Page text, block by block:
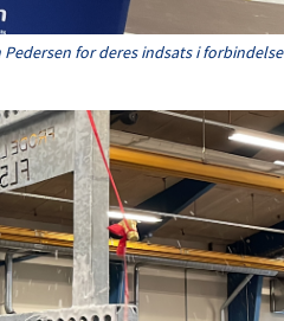
for deres indsats i forbindelse